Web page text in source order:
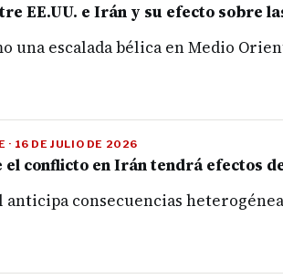
EE.UU. e Irán y su efecto sobre
una escalada bélica en Medio
· 16 DE JULIO DE 2026
el conflicto en Irán tendrá efectos
consecuencias